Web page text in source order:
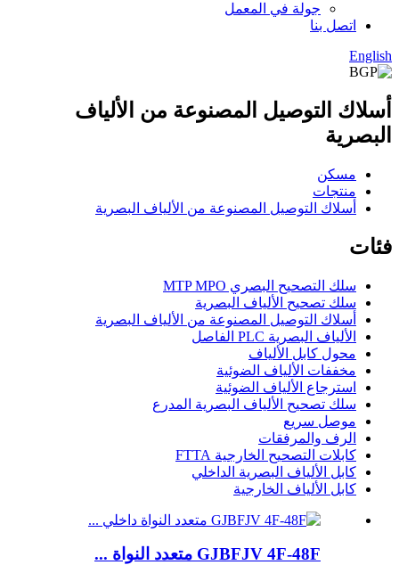
جولة في المعمل
اتصل بنا
English
أسلاك التوصيل المصنوعة من الألياف
البصرية
مسكن
منتجات
أسلاك التوصيل المصنوعة من الألياف البصرية
فئات
سلك التصحيح البصري MTP MPO
سلك تصحيح الألياف البصرية
أسلاك التوصيل المصنوعة من الألياف البصرية
الألياف البصرية PLC الفاصل
محول كابل الألياف
مخففات الألياف الضوئية
استرجاع الألياف الضوئية
سلك تصحيح الألياف البصرية المدرع
موصل سريع
الرف والمرفقات
كابلات التصحيح الخارجية FTTA
كابل الألياف البصرية الداخلي
كابل الألياف الخارجية
GJBFJV 4F-48F متعدد النواة ...